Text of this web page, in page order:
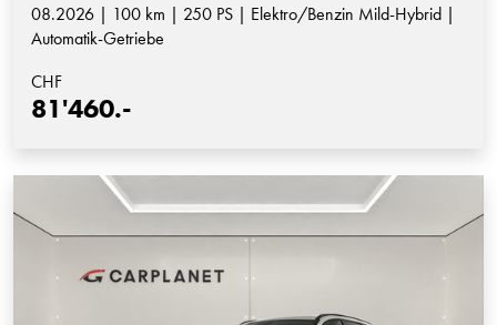
08.2026 | 100 km | 250 PS | Elektro/Benzin Mild-Hybrid |
Automatik-Getriebe
CHF
81'460.-